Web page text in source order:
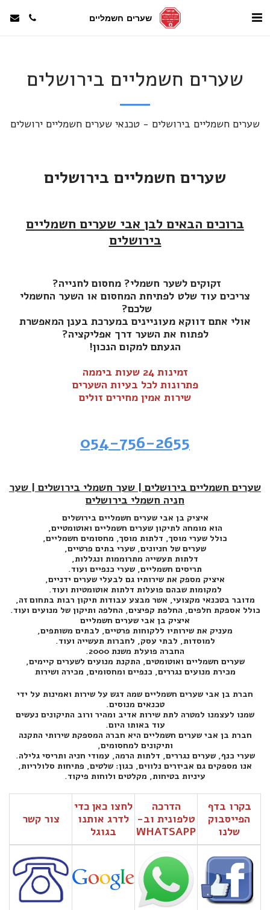
שערים חשמליים
שערים חשמליים בירושלים
שערים חשמליים בירושלים - טכנאי שערים חשמליים ירושלים
שערים חשמליים בירושלים
ברוכים הבאים לבן אבי שערים חשמליים
בירושלים
זקוקים לשער חשמלי? מחסום לחנייה?
צריכים עוד שלט לפתיחת המחסום או השער החשמלי
שלכם?
אולי אתם דווקא מעוניינים במערכת בענן המאפשרת
לפתוח את השער דרך אפליקציה?
הגעתם למקום הנכון!
זמינות 24 שעות ביממה
פתרונות לכל בעיות השערים
שירות אמין מחירים זולים
054-756-2655
שערים חשמליים בירושלים | שער חשמלי בירושלים | שער
חניה חשמלי בירושלים
איציק בן אבי שערים חשמליים בירושלים
הוא מומחה לתיקון שערים חשמליים ואוטומטיים,
כולל שערי מוסך, דלתות מוסך, מחסומים חשמליים,
שערים של חניונים, שערי בתים פרטיים,
דלתות תעשייה מתרוממות ונגללות,
תריסים חשמליים, שערי כנפיים ועוד.
איציק מספק את שירותיו גם לבעלי שערים ידניים,
למקומות שבהם פועלות דלתות אוטומטיות ועוד.
מדובר בטכנאי מקצועי, אשר מבצע עבודות תיקון רבות בתחום זה,
כולל אספקת חלפים, החלפת קפיצים, החלפה ותיקון של מנועים ועוד.
איציק בן אבי שערים חשמליים
מעניק את שירותיו ללקוחות פרטיים, לבתים משותפים,
למוסדות, לבתי עסק, לחברות תעשייה ועוד.
החברה פועלת משנת 2000.
שערים חשמליים ואוטומטים, התקנת מנועים לשערים קיימים,
מכירת מנועים נגררים, כנפיים ומחסומים, מכירה ושירות
חברת בן אבי שערים חשמליים שמה דגש על שירות ואמינות על ידי
טכנאים מנוסים.
שמנו לעצמנו למטרה לתת שירות אדיב ומהיר ורוב התיקונים נעשים
עוד באותו היום.
חברת בן אבי שערים חשמליים היא חברה המספקת שירותי התקנה
ותיקונים למחסומים,
שערי כנף, שערים נגררים, דלתות הרמה, עמודי חניה ותריסי גלילה.
אנו מספקים גם אביזרים נלווים, כגון: שלטים, פתיחות סלולריות,
עיניות בטיחות, מקלטים ולוחות פיקוד.
בקרו בדף
הפייסבוק
שלנו
הדרכה
טלפונית וב-
WHATSAPP
לחצו כאן כדי
לדרג אותנו
בגוגל
צור קשר